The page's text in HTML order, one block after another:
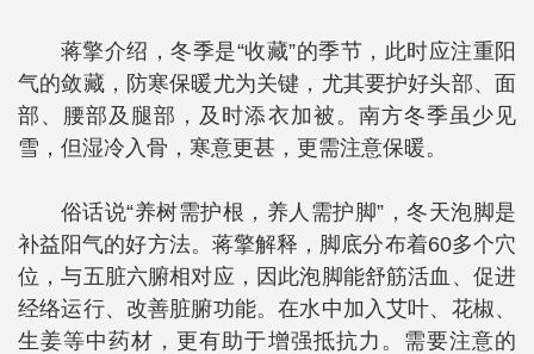
蒋擎介绍，冬季是“收藏”的季节，此时应注重阳
气的敛藏，防寒保暖尤为关键，尤其要护好头部、面
部、腰部及腿部，及时添衣加被。南方冬季虽少见
雪，但湿冷入骨，寒意更甚，更需注意保暖。
俗话说“养树需护根，养人需护脚”，冬天泡脚是
补益阳气的好方法。蒋擎解释，脚底分布着60多个穴
位，与五脏六腑相对应，因此泡脚能舒筋活血、促进
经络运行、改善脏腑功能。在水中加入艾叶、花椒、
生姜等中药材，更有助于增强抵抗力。需要注意的